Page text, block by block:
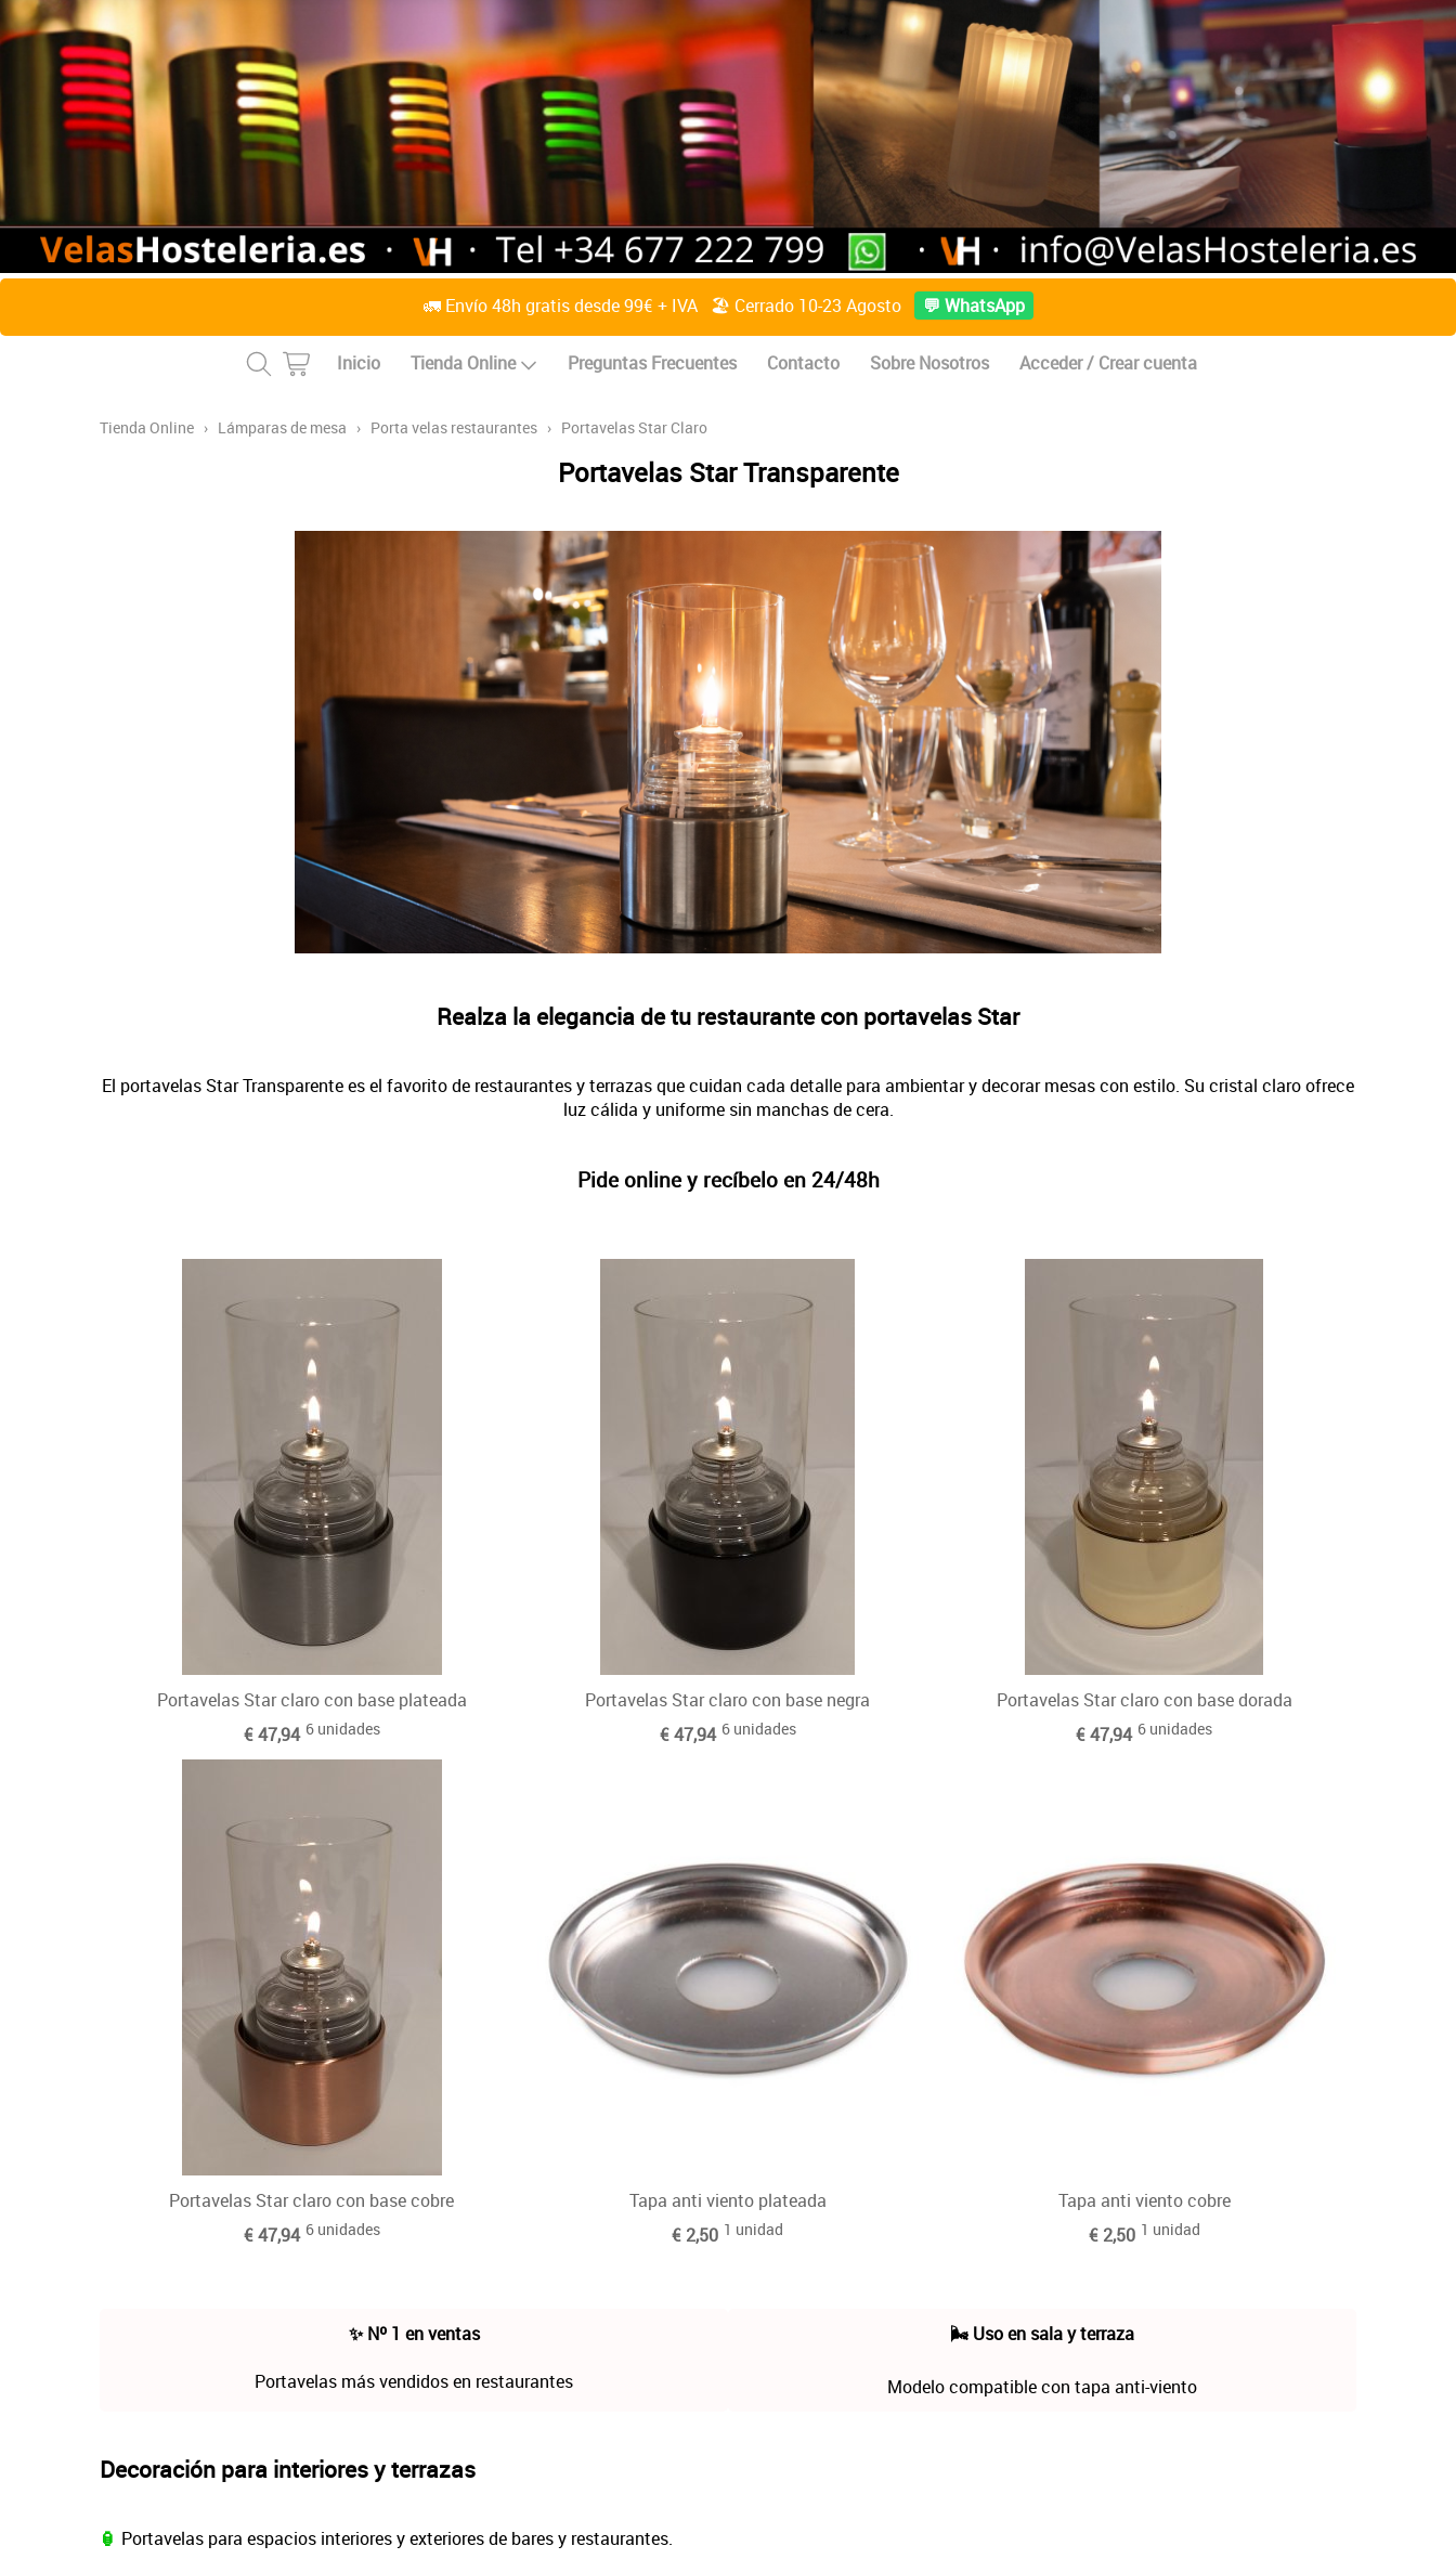
🚛 Envío 48h gratis desde 99€ + IVA 🏖️ Cerrado 10-23 Agosto 💬 WhatsApp
Inicio Tienda Online Preguntas Frecuentes Contacto Sobre Nosotros Acceder / Crear cuenta
Tienda Online › Lámparas de mesa › Porta velas restaurantes › Portavelas Star Claro
Portavelas Star Transparente
Realza la elegancia de tu restaurante con portavelas Star
El portavelas Star Transparente es el favorito de restaurantes y terrazas que cuidan cada detalle para ambientar y decorar mesas con estilo. Su cristal claro ofrece
luz cálida y uniforme sin manchas de cera.
Pide online y recíbelo en 24/48h
Portavelas Star claro con base plateada
€ 47,94 6 unidades
Portavelas Star claro con base negra
€ 47,94 6 unidades
Portavelas Star claro con base dorada
€ 47,94 6 unidades
Portavelas Star claro con base cobre
€ 47,94 6 unidades
Tapa anti viento plateada
€ 2,50 1 unidad
Tapa anti viento cobre
€ 2,50 1 unidad
✨ Nº 1 en ventas
Portavelas más vendidos en restaurantes
🌬️ Uso en sala y terraza
Modelo compatible con tapa anti-viento
Decoración para interiores y terrazas
🏮 Portavelas para espacios interiores y exteriores de bares y restaurantes.